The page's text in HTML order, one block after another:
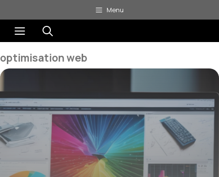
au
contenu
Menu
Menu
optimisation web